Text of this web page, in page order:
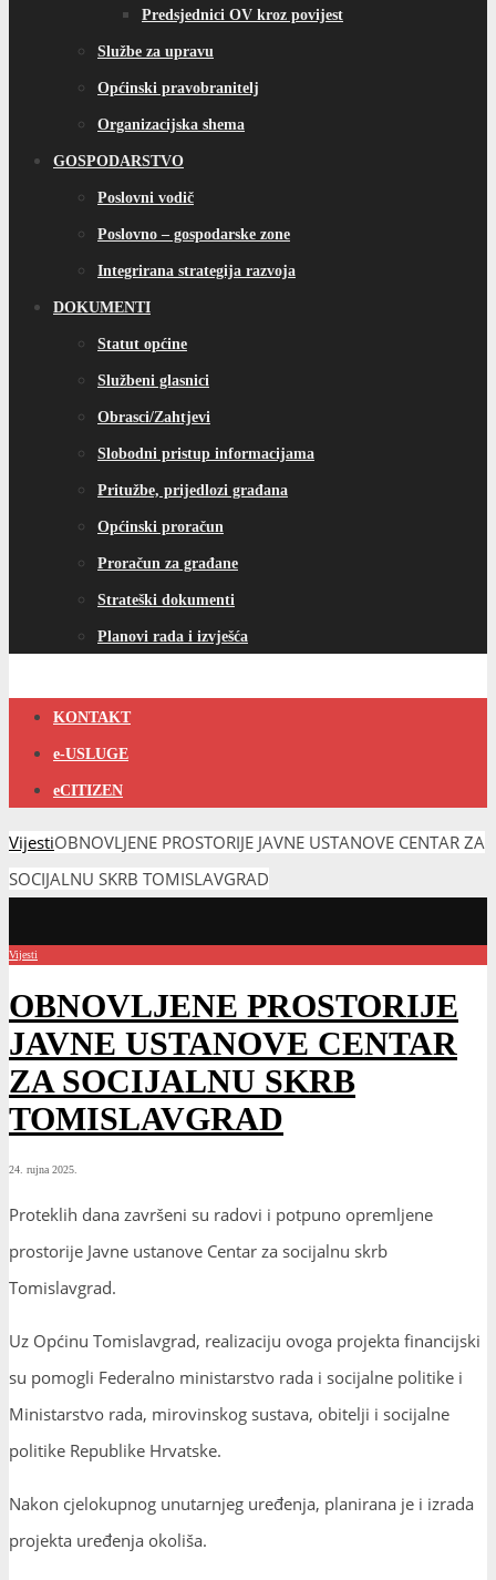
Predsjednici OV kroz povijest
Službe za upravu
Općinski pravobranitelj
Organizacijska shema
GOSPODARSTVO
Poslovni vodič
Poslovno – gospodarske zone
Integrirana strategija razvoja
DOKUMENTI
Statut općine
Službeni glasnici
Obrasci/Zahtjevi
Slobodni pristup informacijama
Pritužbe, prijedlozi građana
Općinski proračun
Proračun za građane
Strateški dokumenti
Planovi rada i izvješća
KONTAKT
e-USLUGE
eCITIZEN
VijestiOBNOVLJENE PROSTORIJE JAVNE USTANOVE CENTAR ZA
SOCIJALNU SKRB TOMISLAVGRAD
Vijesti
OBNOVLJENE PROSTORIJE
JAVNE USTANOVE CENTAR
ZA SOCIJALNU SKRB
TOMISLAVGRAD
24. rujna 2025.
Proteklih dana završeni su radovi i potpuno opremljene
prostorije Javne ustanove Centar za socijalnu skrb
Tomislavgrad.
Uz Općinu Tomislavgrad, realizaciju ovoga projekta financijski
su pomogli Federalno ministarstvo rada i socijalne politike i
Ministarstvo rada, mirovinskog sustava, obitelji i socijalne
politike Republike Hrvatske.
Nakon cjelokupnog unutarnjeg uređenja, planirana je i izrada
projekta uređenja okoliša.